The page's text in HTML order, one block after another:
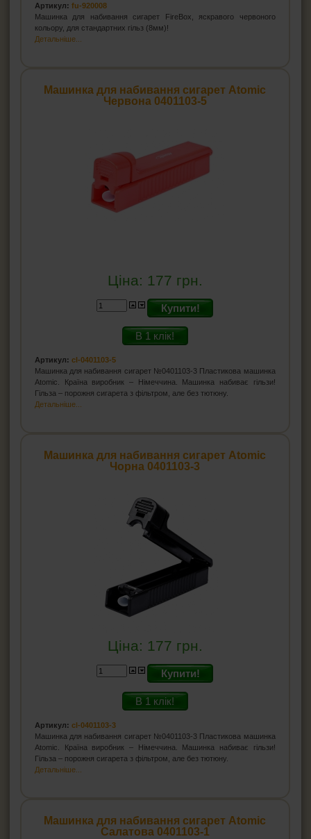
Артикул: fu-920008
Машинка для набивання сигарет FireBox, яскравого червоного
кольору, для стандартних гільз (8мм)!
Детальніше...
Машинка для набивання сигарет Atomic
Червона 0401103-5
Ціна: 177 грн.
Купити!
В 1 клік!
Артикул: cl-0401103-5
Машинка для набивання сигарет №0401103-3 Пластикова машинка
Atomic. Країна виробник – Німеччина. Машинка набиває гільзи!
Гільза – порожня сигарета з фільтром, але без тютюну.
Детальніше...
Машинка для набивання сигарет Atomic
Чорна 0401103-3
Ціна: 177 грн.
Купити!
В 1 клік!
Артикул: cl-0401103-3
Машинка для набивання сигарет №0401103-3 Пластикова машинка
Atomic. Країна виробник – Німеччина. Машинка набиває гільзи!
Гільза – порожня сигарета з фільтром, але без тютюну.
Детальніше...
Машинка для набивання сигарет Atomic
Салатова 0401103-1